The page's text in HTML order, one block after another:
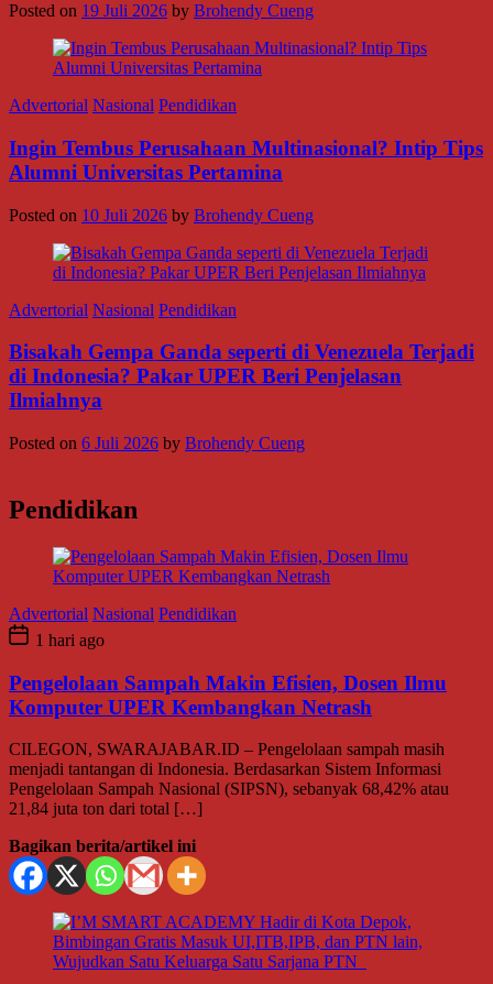
Posted on 19 Juli 2026 by Brohendy Cueng
Advertorial Nasional Pendidikan
Ingin Tembus Perusahaan Multinasional? Intip Tips
Alumni Universitas Pertamina
Posted on 10 Juli 2026 by Brohendy Cueng
Advertorial Nasional Pendidikan
Bisakah Gempa Ganda seperti di Venezuela Terjadi
di Indonesia? Pakar UPER Beri Penjelasan
Ilmiahnya
Posted on 6 Juli 2026 by Brohendy Cueng
Pendidikan
Advertorial Nasional Pendidikan
1 hari ago
Pengelolaan Sampah Makin Efisien, Dosen Ilmu
Komputer UPER Kembangkan Netrash
CILEGON, SWARAJABAR.ID – Pengelolaan sampah masih
menjadi tantangan di Indonesia. Berdasarkan Sistem Informasi
Pengelolaan Sampah Nasional (SIPSN), sebanyak 68,42% atau
21,84 juta ton dari total […]
Bagikan berita/artikel ini